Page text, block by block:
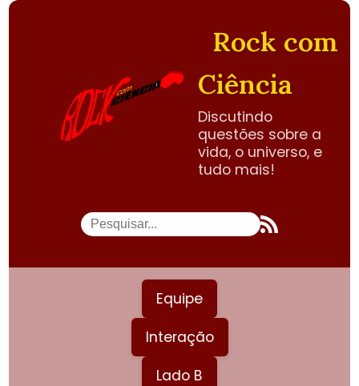
Rock com
Ciência
Discutindo
questões sobre a
vida, o universo, e
tudo mais!
Equipe
Interação
Lado B